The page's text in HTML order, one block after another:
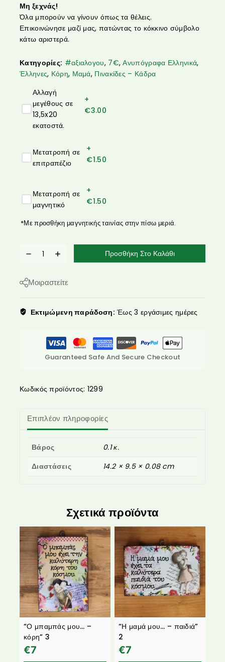
Μη ξεχνάς!
Όλα μπορούν να γίνουν όπως τα θέλεις.
Επικοινώνησε μαζί μας, πατώντας το κόκκινο σύμβολο
κάτω αριστερά.
Κατηγορίες: #αξιαλογου, 7€,Ανυπόγραφα Ελληνικά,
Έλληνες, Κόρη, Μαμά, Πινακίδες – Κάδρα
Αλλαγή
μεγέθους σε
13,5x20
εκατοστά.
+
€3.00
Μετατροπή σε
επιτραπέζιο
+
€1.50
Μετατροπή σε
μαγνητικό
+
€1.50
*Με προσθήκη μαγνητικής ταινίας στην πίσω μεριά.
Προσθήκη Στο Καλάθι
Μοιραστείτε
Εκτιμώμενη παράδοση: Έως 3 εργάσιμες ημέρες
Guaranteed Safe And Secure Checkout
Κωδικός προϊόντος: 1299
Επιπλέον πληροφορίες
Βάρος
0.1 κ.
Διαστάσεις
14.2 × 9.5 × 0.08 cm
Σχετικά προϊόντα
“Ο μπαμπάς μου… –
κόρη” 3
€7
“Η μαμά μου… – παιδιά”
2
€7